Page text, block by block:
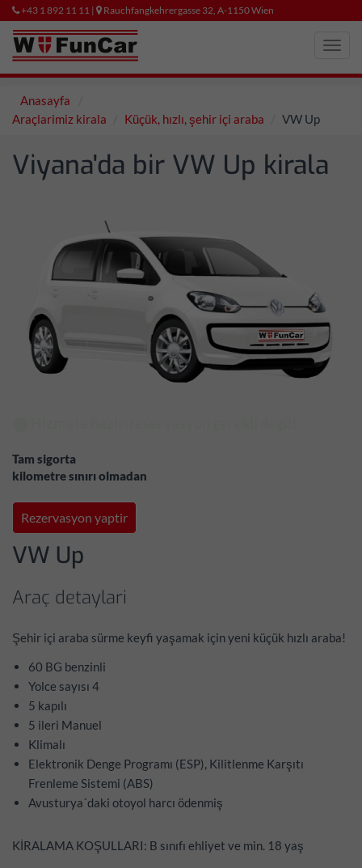
+43 1 892 11 11 | Rauchfangkehrergasse 32, A-1150 Wien
Anasayfa
Araçlarimiz kirala
Küçük, hızlı, şehir içi araba VW Up
Viyana'da bir VW Up kirala
Tam sigorta
kilometre sınırı olmadan
Rezervasyon yaptir
VW Up
Araç detaylari
Şehir içi araba sürme keyfi yaşamak için yeni küçük hızlı araba!
60 BG benzinli
Yolce sayısı 4
5 kapılı
5 ileri Manuel
Klimalı
Elektronik Denge Programı (ESP), Kilitlenme Karşıtı
Frenleme Sistemi (ABS)
Avusturya´daki otoyol harcı ödenmiş
KİRALAMA KOŞULLARI: B sınıfı ehliyet ve min. 18 yaş